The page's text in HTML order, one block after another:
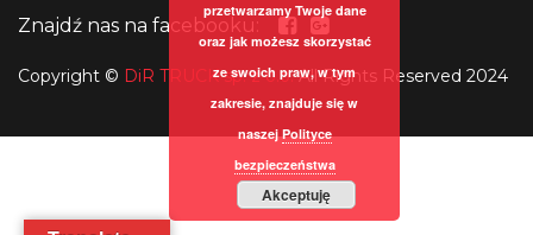
Znajdź nas na facebooku:
Copyright © DiR TRUCK sp. z o.o.All Rights Reserved 2024
przetwarzamy Twoje dane
oraz jak możesz skorzystać
ze swoich praw, w tym
zakresie, znajduje się w
naszejPolityce
bezpieczeństwa
Akceptuję